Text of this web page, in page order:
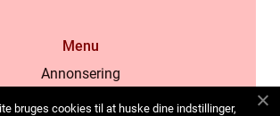
Menu
Annonsering
bruges cookies til at huske dine indstillinger,